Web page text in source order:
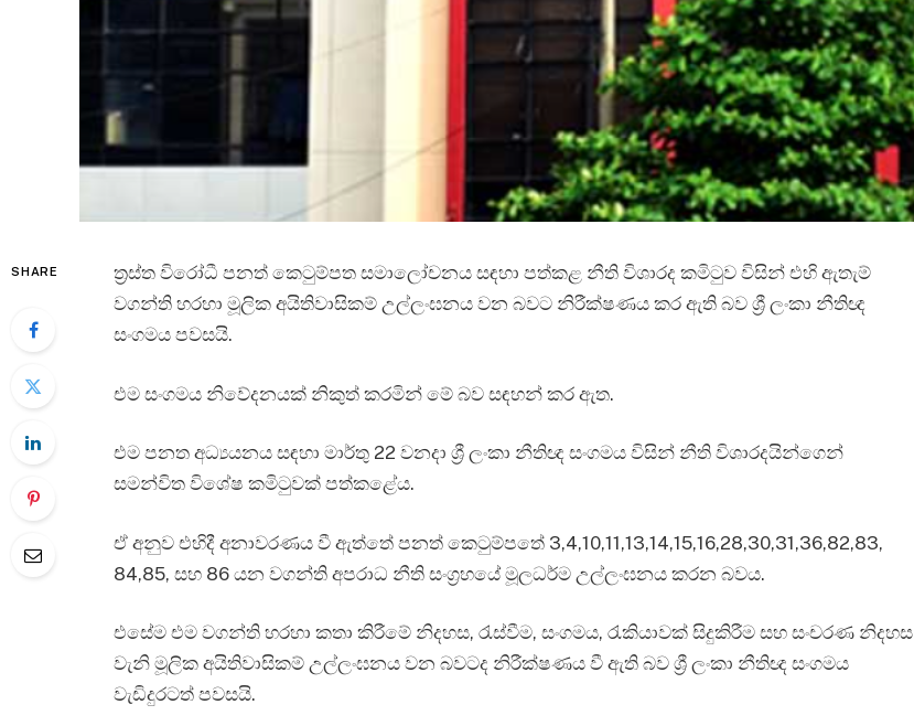
SHARE
ත්‍රස්ත විරෝධී පනත් කෙටුම්පත සමාලෝචනය සඳහා පත්කළ නීති විශාරද කමිටුව විසින් එහි ඇතැම්
වගන්ති හරහා මූලික අයිතිවාසිකම් උල්ලංඝනය වන බවට නිරීක්ෂණය කර ඇති බව ශ්‍රී ලංකා නීතිඥ
සංගමය පවසයි.
එම සංගමය නිවේදනයක් නිකුත් කරමින් මේ බව සඳහන් කර ඇත.
එම පනත අධ්‍යයනය සඳහා මාර්තු 22 වනදා ශ්‍රී ලංකා නීතිඥ සංගමය විසින් නීති විශාරදයින්ගෙන්
සමන්විත විශේෂ කමිටුවක් පත්කළේය.
ඒ අනුව එහිදී අනාවරණය වී ඇත්තේ පනත් කෙටුම්පතේ 3,4,10,11,13,14,15,16,28,30,31,36,82,83,
84,85, සහ 86 යන වගන්ති අපරාධ නීති සංග්‍රහයේ මූලධර්ම උල්ලංඝනය කරන බවය.
එසේම එම වගන්ති හරහා කතා කිරීමේ නිදහස, රැස්වීම, සංගමය, රැකියාවක් සිදුකිරීම සහ සංචරණ නිදහස
වැනි මූලික අයිතිවාසිකම් උල්ලංඝනය වන බවටද නිරීක්ෂණය වී ඇති බව ශ්‍රී ලංකා නීතිඥ සංගමය
වැඩිදුරටත් පවසයි.